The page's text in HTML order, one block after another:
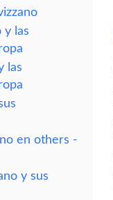
y las
las
en others -
y sus